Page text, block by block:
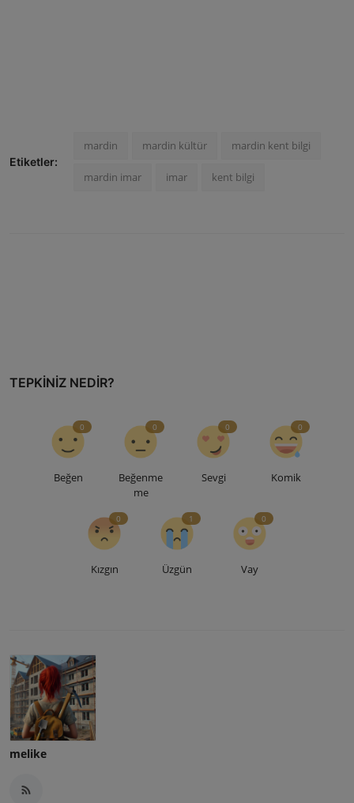
Etiketler:
mardin mardin kültür mardin kent bilgi
mardin imar imar kent bilgi
TEPKINIZ NEDIR?
Beğen
0
Beğenme
me
0
Sevgi
0
Komik
0
Kızgın
0
Üzgün
1
Vay
0
melike